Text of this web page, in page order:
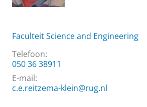
Faculteit Science and Engineering
Telefoon:
050 36 38911
E-mail:
c.e.reitzema-klein@rug.nl